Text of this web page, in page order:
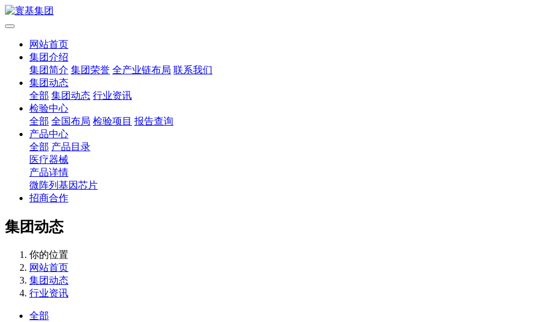
网站首页
集团介绍
集团简介 集团荣誉 全产业链布局 联系我们
集团动态
全部 集团动态 行业资讯
检验中心
全部 全国布局 检验项目 报告查询
产品中心
全部 产品目录
医疗器械
产品详情
微阵列基因芯片
招商合作
集团动态
你的位置
网站首页
集团动态
行业资讯
全部